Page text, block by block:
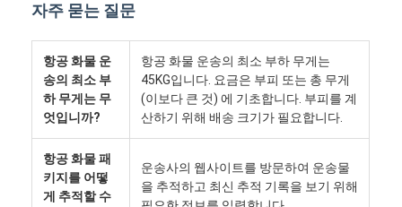
홈
회사 소개
자주 묻는 질문
항공 화물 운
송의 최소 부
하 무게는 무
엇입니까?
항공 화물 운송의 최소 부하 무게는
45KG입니다. 요금은 부피 또는 총 무게
(이보다 큰 것) 에 기초합니다. 부피를 계
산하기 위해 배송 크기가 필요합니다.
항공 화물 패
키지를 어떻
게 추적할 수
운송사의 웹사이트를 방문하여 운송물
을 추적하고 최신 추적 기록을 보기 위해